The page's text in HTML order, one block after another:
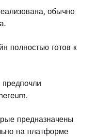
обычно
полностью готов к
предпочли
предназначены
на платформе